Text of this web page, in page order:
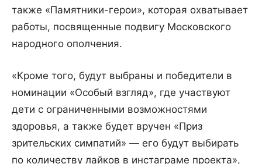
также «Памятники-герои», которая охватывает
работы, посвященные подвигу Московского
народного ополчения.
«Кроме того, будут выбраны и победители в
номинации «Особый взгляд», где участвуют
дети с ограниченными возможностями
здоровья, а также будет вручен «Приз
зрительских симпатий» — его будут выбирать
по количеству лайков в инстаграме проекта»,